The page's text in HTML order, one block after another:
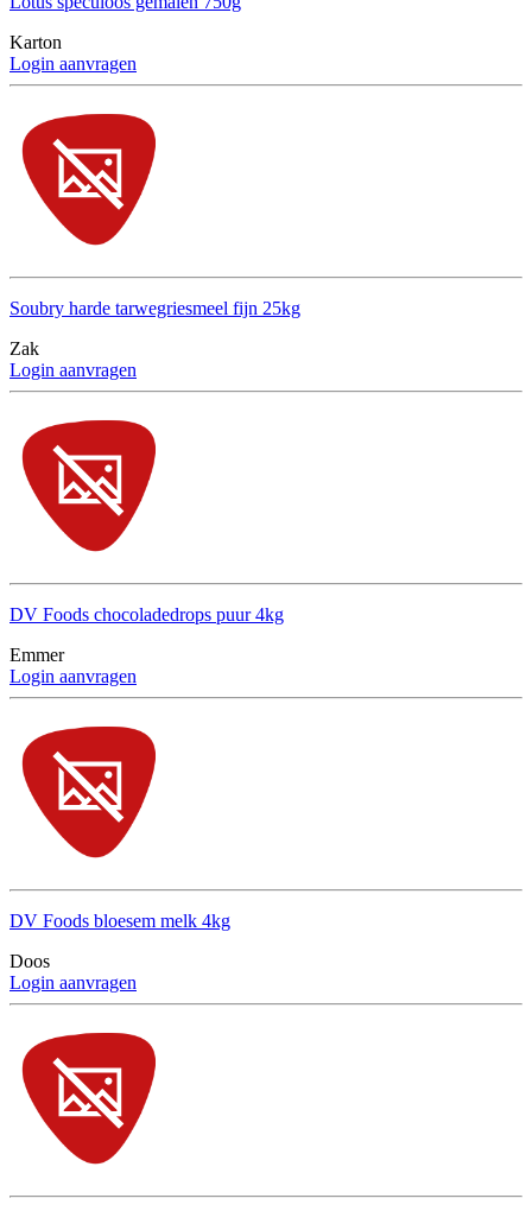
Karton
Login aanvragen
Soubry harde tarwegriesmeel fijn 25kg
Zak
Login aanvragen
DV Foods chocoladedrops puur 4kg
Emmer
Login aanvragen
DV Foods bloesem melk 4kg
Doos
Login aanvragen